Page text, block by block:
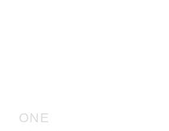
ONE